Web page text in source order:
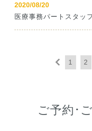
2020/08/20
医療事務パートスタッ
1 2
ご予約･